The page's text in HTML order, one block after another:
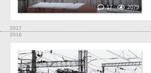
17 2079
2017
2016